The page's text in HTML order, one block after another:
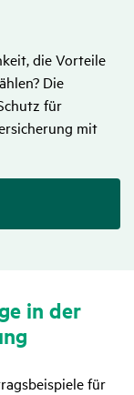
die Vorteile
Die
für
mit
in der
für